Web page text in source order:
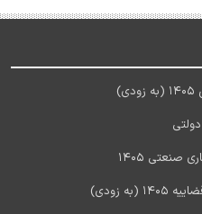
1405
زودی)